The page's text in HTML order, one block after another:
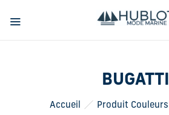
BUGATTI
Accueil Produit Couleurs
Panneau de gestion des cookies